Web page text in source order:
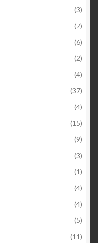
(3)
(7)
(6)
(2)
(4)
(37)
(4)
(15)
(9)
(3)
(1)
(4)
(4)
(5)
(11)